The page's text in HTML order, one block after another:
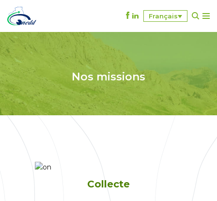
A
l
e
r
a
u
o
Français
Nos missions
Collecte